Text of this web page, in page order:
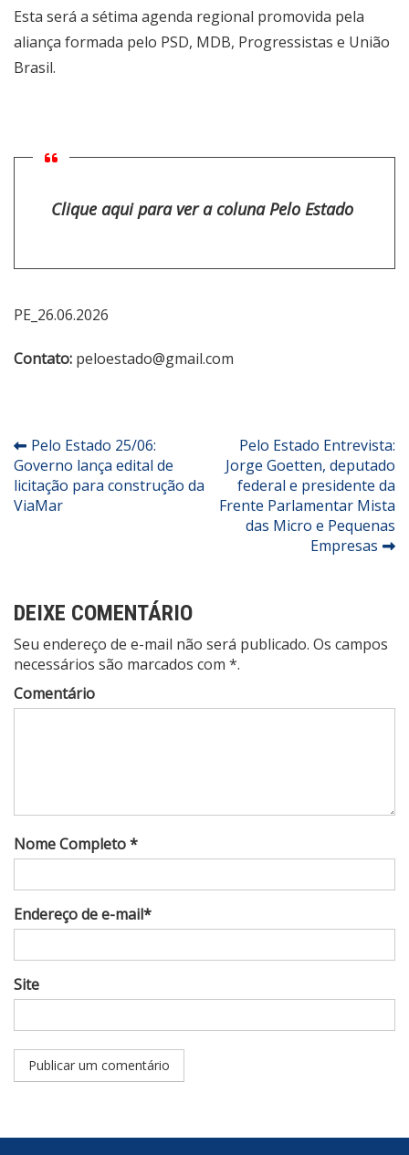
Esta será a sétima agenda regional promovida pela
aliança formada pelo PSD, MDB, Progressistas e União
Brasil.
Clique aqui para ver a coluna Pelo Estado
PE_26.06.2026
Contato: peloestado@gmail.com
Navegação
de
Post
Pelo Estado 25/06:
Governo lança edital de
licitação para construção da
ViaMar
Pelo Estado Entrevista:
Jorge Goetten, deputado
federal e presidente da
Frente Parlamentar Mista
das Micro e Pequenas
Empresas
DEIXE COMENTÁRIO
Seu endereço de e-mail não será publicado. Os campos
necessários são marcados com *.
Comentário
Nome Completo *
Endereço de e-mail*
Site